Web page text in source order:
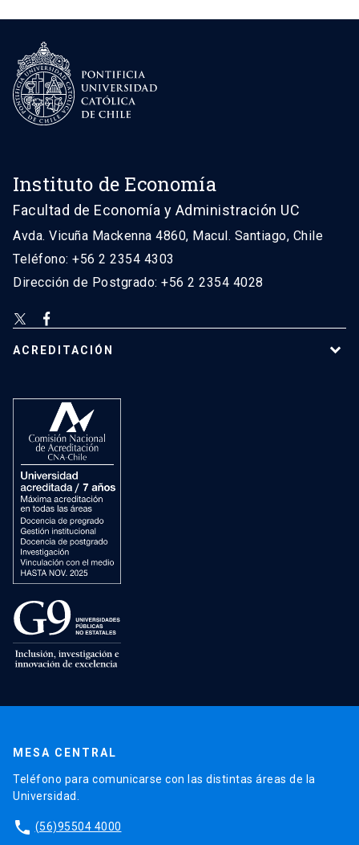
Instituto de Economía
Facultad de Economía y Administración UC
Avda. Vicuña Mackenna 4860, Macul. Santiago, Chile
Teléfono: +56 2 2354 4303
Dirección de Postgrado: +56 2 2354 4028
ACREDITACIÓN
MESA CENTRAL
Teléfono para comunicarse con las distintas áreas de la
Universidad.
phone (56)95504 4000